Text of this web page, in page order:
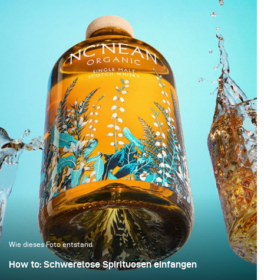
scheinbar im Dunkel
schwebt. Schwarz wird
dabei nicht als leere
Fläche verstanden,
sondern als aktiver
Raum, in dem Licht zur
strukturellen
Komponente wird.
entschuldigt: Viele
Also wird „hell gemacht“
– von gezielter
Lichtführung kann man
dabei leider nur selten
sprechen. Dabei braucht
es weder viel
zusätzliches Equipment
noch entscheidend mehr
Zeit, um die Bildqualität
deutlich zu steigern.
Dieses Beispiel zeigt, wie
schon mit minimalem
Mehraufwand ein sauber
kontrolliertes und
hochwertiges Ergebnis
erzielt werden kann.
Wie dieses Foto entstand
How to: Schwerelose Spirituosen einfangen